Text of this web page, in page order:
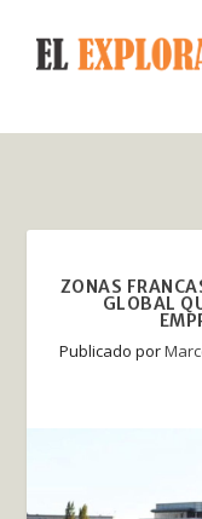
ZONAS
GLOBAL
Publicado por